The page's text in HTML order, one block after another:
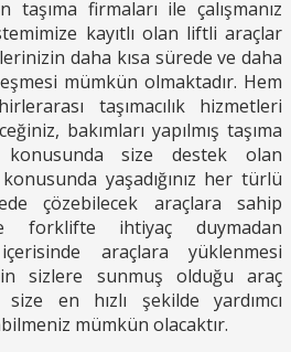
firmaları ile çalışmanız
kayıtlı olan liftli araçlar
daha kısa sürede ve daha
mümkün olmaktadır. Hem
taşımacılık hizmetleri
bakımları yapılmış taşıma
konusunda size destek olan
yaşadığınız her türlü
çözebilecek araçlara sahip
forklifte ihtiyaç duymadan
araçlara yüklenmesi
sizlere sunmuş olduğu araç
en hızlı şekilde yardımcı
mümkün olacaktır.